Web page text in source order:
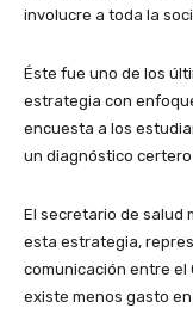
involucre a toda la
Éste fue uno de los
estrategia con
encuesta a los
un diagnóstico
El secretario de salud
esta estrategia,
comunicación entre el
existe menos gasto